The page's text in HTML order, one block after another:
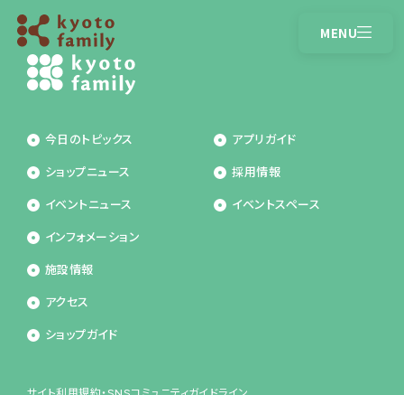
MENU
CLOSE
営業時間
トピックス ショップガイド
イベントニュース ショップニュース
アプリガイド
今日のトピックス
ショップニュース
イベントニュース
インフォメーション
施設情報
アクセス
ショップガイド
アプリガイド
採用情報
イベントスペース